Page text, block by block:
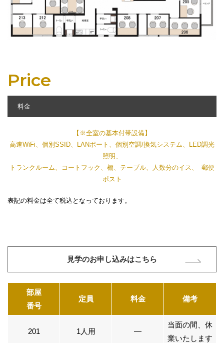
Price
料金
【※全室の基本付帯設備】
高速WiFi、個別SSID、LANポート、個別空調/換気システム、LED調光
照明、
トランクルーム、コートフック、棚、テーブル、⼈数分のイス、 郵便
ポスト
表記の料金は全て税込となっております。
見学のお申し込みはこちら
部屋
番号
定員 料金 備考
201 1人用 ―
当面の間、休
業いたします